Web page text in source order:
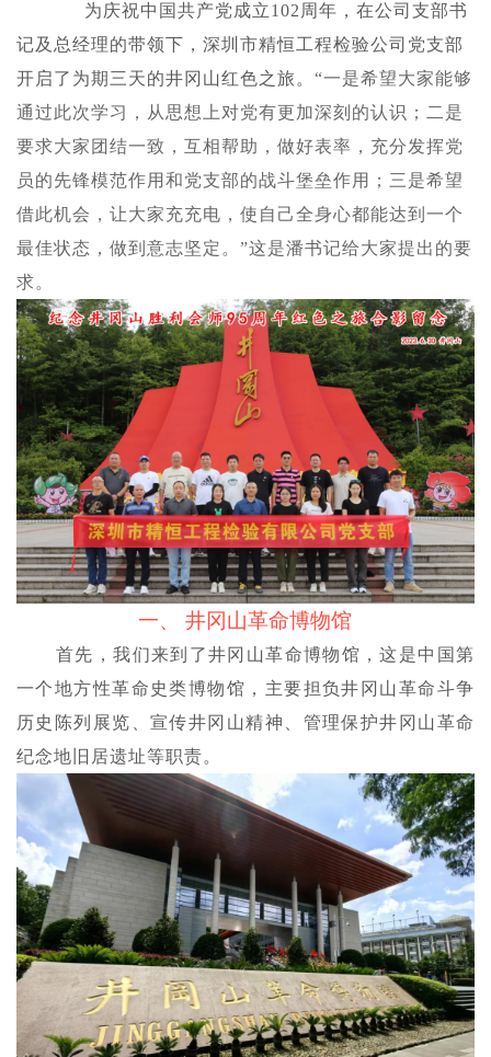
为庆祝中国共产党成立102周年，在公司支部书
记及总经理的带领下，深圳市精恒工程检验公司党支部
开启了为期三天的井冈山红色之旅。 “一是希望大家能够
通过此次学习，从思想上对党有更加深刻的认识；二是
要求大家团结一致，互相帮助，做好表率，充分发挥党
员的先锋模范作用和党支部的战斗堡垒作用；三是希望
借此机会，让大家充充电，使自己全身心都能达到一个
最佳状态，做到意志坚定。”这是潘书记给大家提出的要
求。
一、 井冈山革命博物馆
首先，我们来到了井冈山革命博物馆，这是中国第
一个地方性革命史类博物馆，主要担负井冈山革命斗争
历史陈列展览、宣传井冈山精神、管理保护井冈山革命
纪念地旧居遗址等职责。